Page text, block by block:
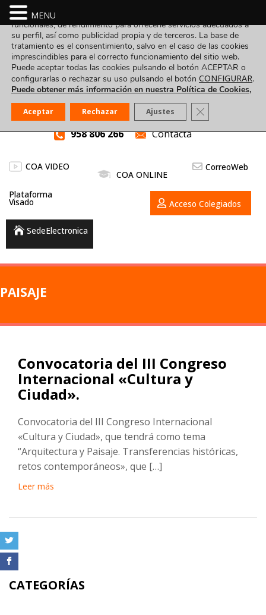
958 806 266 Contacta
COA VIDEO
COA ONLINE
CorreoWeb
Plataforma
Visado Acceso Colegiados
SedeElectronica
PAISAJE
Convocatoria del III Congreso
Internacional «Cultura y
Ciudad».
Convocatoria del III Congreso Internacional
«Cultura y Ciudad», que tendrá como tema
“Arquitectura y Paisaje. Transferencias históricas,
retos contemporáneos», que […]
Leer más
CATEGORÍAS
MENU
Utilizamos cookies propias y de terceros para fines analíticos,
funcionales, de rendimiento para ofrecerle servicios adecuados a
su perfil, así como publicidad propia y de terceros. La base de
tratamiento es el consentimiento, salvo en el caso de las cookies
imprescindibles para el correcto funcionamiento del sitio web.
Puede aceptar todas las cookies pulsando el botón ACEPTAR o
configurarlas o rechazar su uso pulsando el botón CONFIGURAR.
Puede obtener más información en nuestra Política de Cookies,
Aceptar Rechazar Ajustes Cerrar el banner